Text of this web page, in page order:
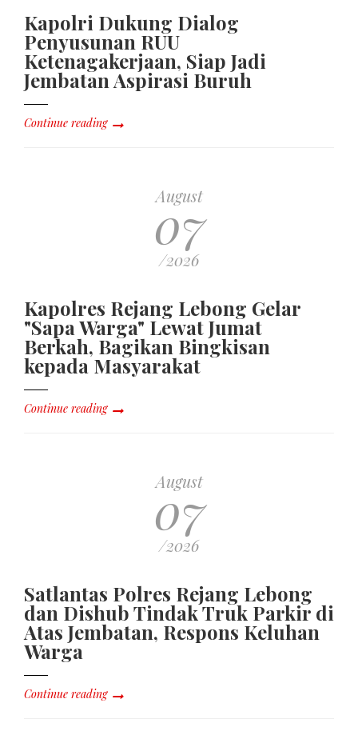
Kapolri Dukung Dialog
Penyusunan RUU
Ketenagakerjaan, Siap Jadi
Jembatan Aspirasi Buruh
Continue reading
August
07
/2026
Kapolres Rejang Lebong Gelar
"Sapa Warga" Lewat Jumat
Berkah, Bagikan Bingkisan
kepada Masyarakat
Continue reading
August
07
/2026
Satlantas Polres Rejang Lebong
dan Dishub Tindak Truk Parkir di
Atas Jembatan, Respons Keluhan
Warga
Continue reading